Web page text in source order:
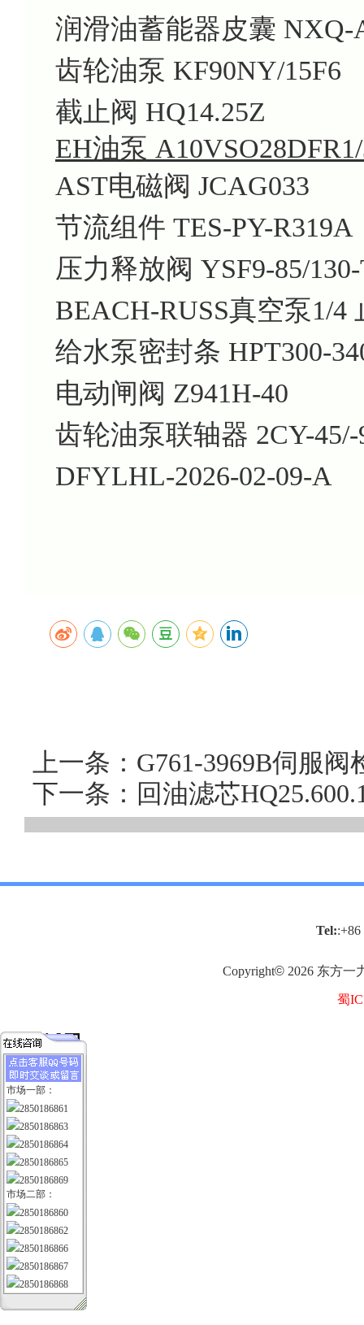
润滑油蓄能器皮囊 NXQ-
齿轮油泵 KF90NY/15F6
截止阀 HQ14.25Z
EH油泵
AST电磁阀 JCAG033
节流组件 TES-PY-R319A
压力释放阀 YSF9-85/
BEACH-RUSS真空泵1/4
给水泵密封条 HPT300-
电动闸阀 Z941H-40
齿轮油泵联轴器 2CY-
DFYLHL-2026-02-09-A
上一条：G761-3969B伺服
下一条：回油滤芯
Tel::+86
Copyright© 2026 东方一
蜀
市场一部：
2850186861
2850186863
2850186864
2850186865
2850186869
市场二部：
2850186860
2850186862
2850186866
2850186867
2850186868